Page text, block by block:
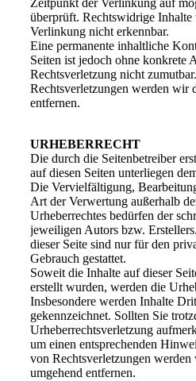
Zeitpunkt der Verlinkung auf
überprüft. Rechtswidrige
Verlinkung nicht erkennbar.
Eine permanente inhaltliche
Seiten ist jedoch ohne konkrete
Rechtsverletzung nicht
Rechtsverletzungen werden wir
entfernen.
URHEBERRECHT
Die durch die Seitenbetreiber
auf diesen Seiten unterliegen
Die Vervielfältigung,
Art der Verwertung außerhalb
Urheberrechtes bedürfen der
jeweiligen Autors bzw.
dieser Seite sind nur für den
Gebrauch gestattet.
Soweit die Inhalte auf dieser
erstellt wurden, werden die
Insbesondere werden Inhalte
gekennzeichnet. Sollten Sie
Urheberrechtsverletzung
um einen entsprechenden
von Rechtsverletzungen
umgehend entfernen.